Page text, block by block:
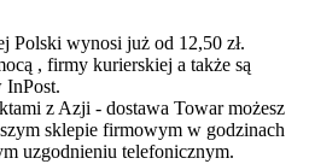
Polski wynosi już od 12,50 zł.
, firmy kurierskiej a także są
InPost.
Towar możesz
sklepie firmowym w godzinach
uzgodnieniu telefonicznym.